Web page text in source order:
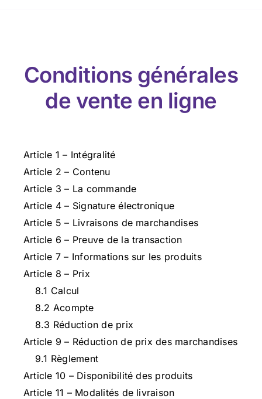
Conditions générales
de vente en ligne
Article 1 – Intégralité
Article 2 – Contenu
Article 3 – La commande
Article 4 – Signature électronique
Article 5 – Livraisons de marchandises
Article 6 – Preuve de la transaction
Article 7 – Informations sur les produits
Article 8 – Prix
8.1 Calcul
8.2 Acompte
8.3 Réduction de prix
Article 9 – Réduction de prix des marchandises
9.1 Règlement
Article 10 – Disponibilité des produits
Article 11 – Modalités de livraison